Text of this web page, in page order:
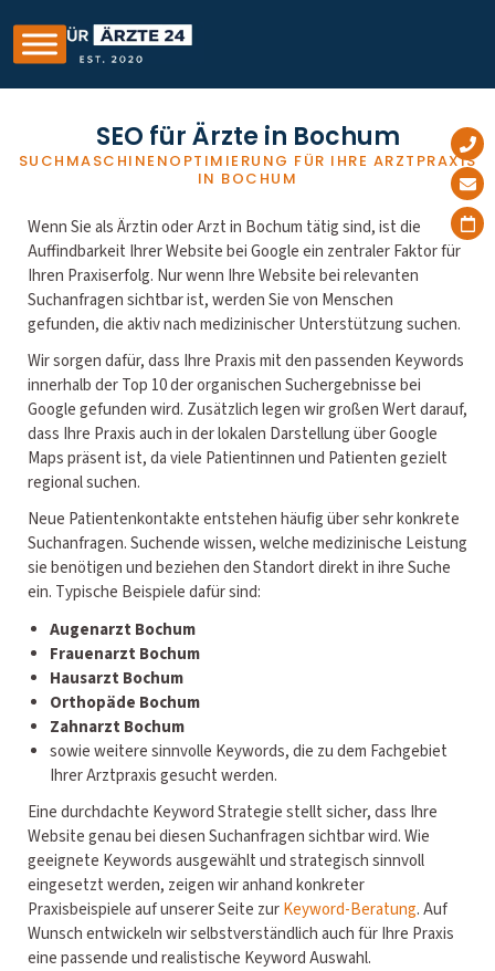
SEO für Ärzte in Bochum
SUCHMASCHINENOPTIMIERUNG FÜR IHRE ARZTPRAXIS
IN BOCHUM
Wenn Sie als Ärztin oder Arzt in Bochum tätig sind, ist die
Auffindbarkeit Ihrer Website bei Google ein zentraler Faktor für
Ihren Praxiserfolg. Nur wenn Ihre Website bei relevanten
Suchanfragen sichtbar ist, werden Sie von Menschen
gefunden, die aktiv nach medizinischer Unterstützung suchen.
Wir sorgen dafür, dass Ihre Praxis mit den passenden Keywords
innerhalb der Top 10 der organischen Suchergebnisse bei
Google gefunden wird. Zusätzlich legen wir großen Wert darauf,
dass Ihre Praxis auch in der lokalen Darstellung über Google
Maps präsent ist, da viele Patientinnen und Patienten gezielt
regional suchen.
Neue Patientenkontakte entstehen häufig über sehr konkrete
Suchanfragen. Suchende wissen, welche medizinische Leistung
sie benötigen und beziehen den Standort direkt in ihre Suche
ein. Typische Beispiele dafür sind:
Augenarzt Bochum
Frauenarzt Bochum
Hausarzt Bochum
Orthopäde Bochum
Zahnarzt Bochum
sowie weitere sinnvolle Keywords, die zu dem Fachgebiet
Ihrer Arztpraxis gesucht werden.
Eine durchdachte Keyword Strategie stellt sicher, dass Ihre
Website genau bei diesen Suchanfragen sichtbar wird. Wie
geeignete Keywords ausgewählt und strategisch sinnvoll
eingesetzt werden, zeigen wir anhand konkreter
Praxisbeispiele auf unserer Seite zurKeyword-Beratung. Auf
Wunsch entwickeln wir selbstverständlich auch für Ihre Praxis
eine passende und realistische Keyword Auswahl.